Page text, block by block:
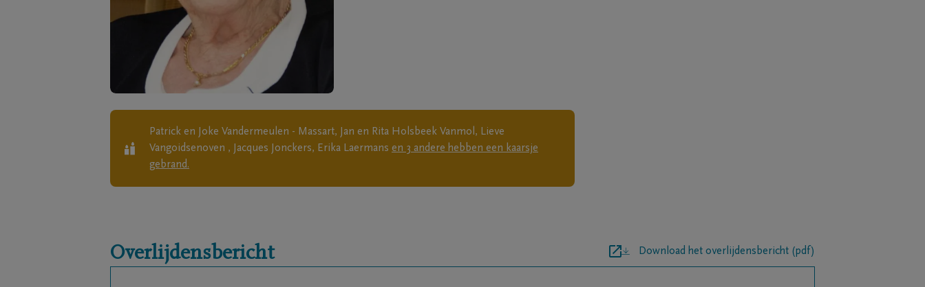
Patrick en Joke Vandermeulen - Massart, Jan en Rita Holsbeek Vanmol, Lieve
Vangoidsenoven , Jacques Jonckers, Erika Laermans en 3 andere hebben een kaarsje
gebrand.
Overlijdensbericht Download het overlijdensbericht (pdf)